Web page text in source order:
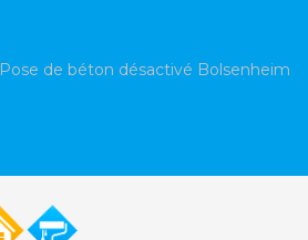
Pose de béton désactivé Bolsenheim